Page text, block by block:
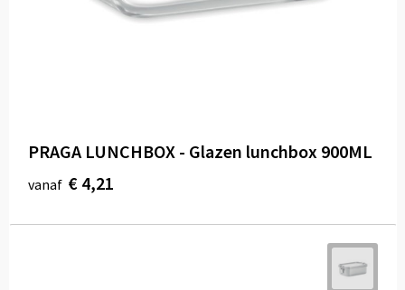
PRAGA LUNCHBOX - Glazen lunchbox 900ML
vanaf € 4,21